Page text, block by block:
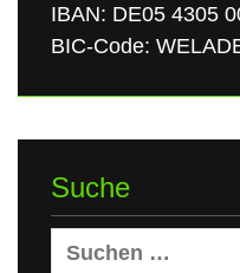
IBAN: DE05 4305
BIC-Code:
Suche
Suchen